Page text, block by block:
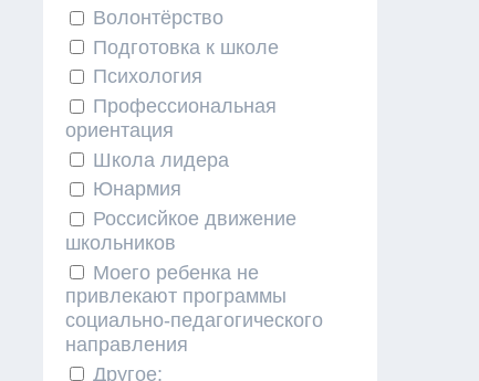
Волонтёрство
Подготовка к школе
Психология
Профессиональная
ориентация
Школа лидера
Юнармия
Россисйкое движение
школьников
Моего ребенка не
привлекают программы
социально-педагогического
направления
Другое: